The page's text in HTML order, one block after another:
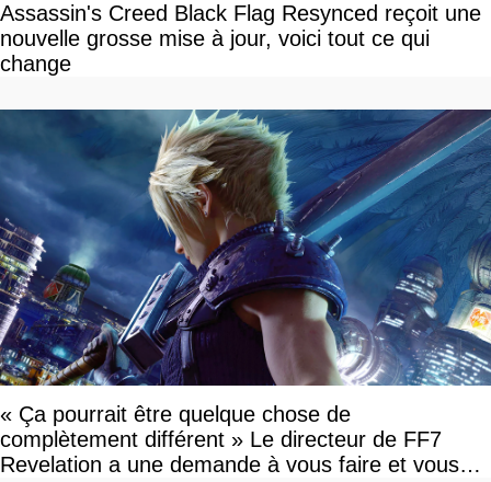
Assassin's Creed Black Flag Resynced reçoit une
nouvelle grosse mise à jour, voici tout ce qui
change
« Ça pourrait être quelque chose de
complètement différent » Le directeur de FF7
Revelation a une demande à vous faire et vous